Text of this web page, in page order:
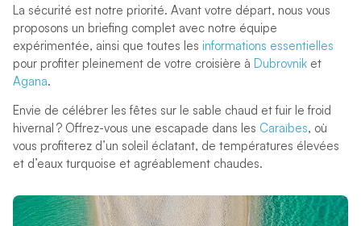
La sécurité est notre priorité. Avant votre départ, nous vous
proposons un briefing complet avec notre équipe
expérimentée, ainsi que toutes les informations essentielles
pour profiter pleinement de votre croisière à Dubrovniket
Agana.
Envie de célébrer les fêtes sur le sable chaud et fuir le froid
hivernal ? Offrez-vous une escapade dans les Caraïbes, où
vous profiterez d’un soleil éclatant, de températures élevées
et d’eaux turquoise et agréablement chaudes.